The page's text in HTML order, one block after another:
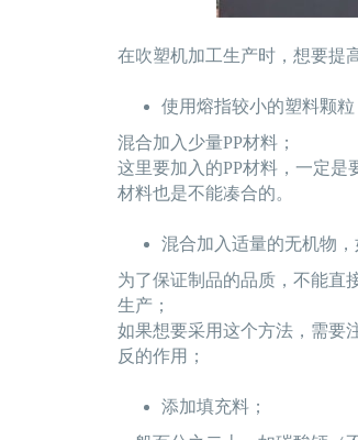
在吹塑机加工生产时，想要提
使用熔指较小的塑料颗粒
混合加入少量PP材料；
这里要加入的PP材料，一定
材料也是不能凑合的。
混合加入适量的无机物
为了保证制品的品质，不能直
生产；
如果想要采用这个方法，需要
反的作用；
添加填充料；